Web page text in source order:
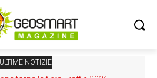
ULTIME NOTIZIE